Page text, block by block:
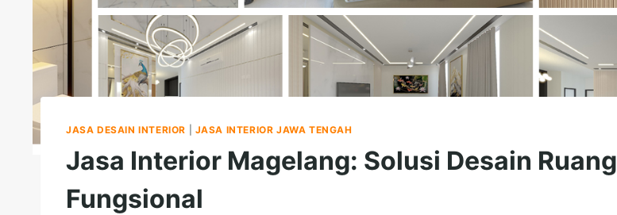
JASA DESAIN INTERIOR JASA INTERIOR JAWA TENGAH
Jasa Interior Magelang: Solusi Desain Ruang
Fungsional